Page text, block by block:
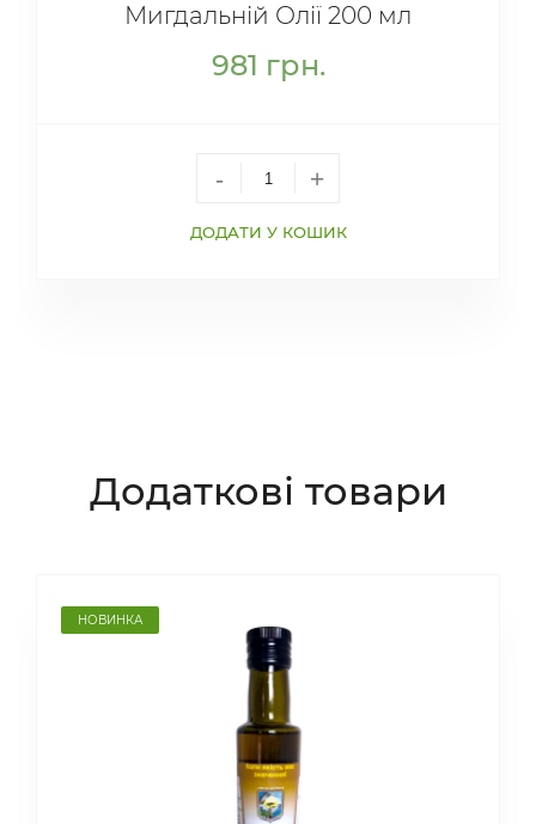
Мигдальній Олії 200 мл
981 грн.
- +
ДОДАТИ У КОШИК
Додаткові товари
НОВИНКА